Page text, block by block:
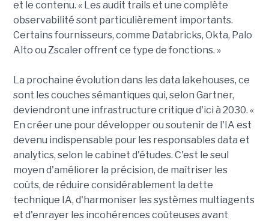
et le contenu. « Les audit trails et une complète
observabilité sont particulièrement importants.
Certains fournisseurs, comme Databricks, Okta, Palo
Alto ou Zscaler offrent ce type de fonctions. »
La prochaine évolution dans les data lakehouses, ce
sont les couches sémantiques qui, selon Gartner,
deviendront une infrastructure critique d'ici à 2030. «
En créer une pour développer ou soutenir de l'IA est
devenu indispensable pour les responsables data et
analytics, selon le cabinet d'études. C'est le seul
moyen d'améliorer la précision, de maîtriser les
coûts, de réduire considérablement la dette
technique IA, d'harmoniser les systèmes multiagents
et d'enrayer les incohérences coûteuses avant